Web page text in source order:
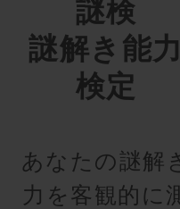
謎検
謎解き能
検定
あなたの謎解
力を客観的に